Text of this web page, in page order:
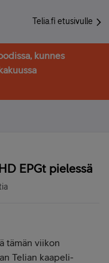
Telia.fi etusivulle
kunnes
EPGt pielessä
tämän viikon
Telian kaapeli-